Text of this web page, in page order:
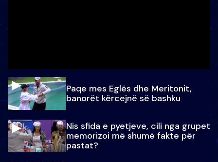
Paqe mes Eglës dhe Meritonit,
banorët kërcejnë së bashku
Nis sfida e pyetjeve, cili nga grupet
memorizoi më shumë fakte për
pastat?